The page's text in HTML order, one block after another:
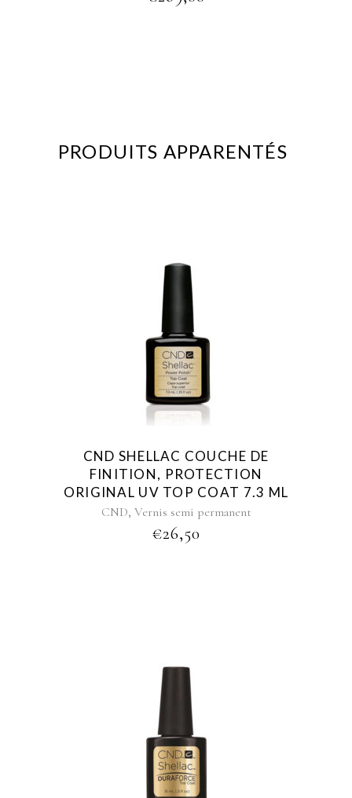
PRODUITS APPARENTÉS
CND SHELLAC COUCHE DE
FINITION, PROTECTION
ORIGINAL UV TOP COAT 7.3 ML
CND, Vernis semi permanent
€26,50